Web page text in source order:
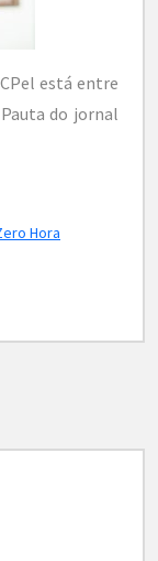
está entre
do jornal
Hora